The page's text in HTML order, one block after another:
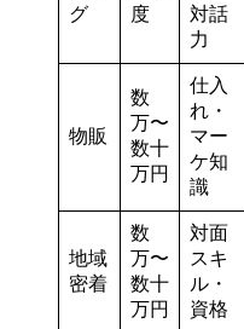
グ
度
対話
力
物販
数
万〜
数十
万円
仕入
れ・
マー
ケ知
識
地域
密着
数
万〜
数十
万円
対面
スキ
ル・
資格